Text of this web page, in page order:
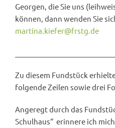
Georgen, die Sie uns
können, dann wenden Sie
martina.kiefer@frstg.de
Zu diesem Fundstück
folgende Zeilen sowie drei
Angeregt durch das
Schulhaus“ erinnere ich